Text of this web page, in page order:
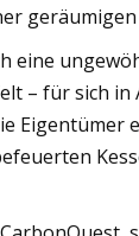
eine
– für sich